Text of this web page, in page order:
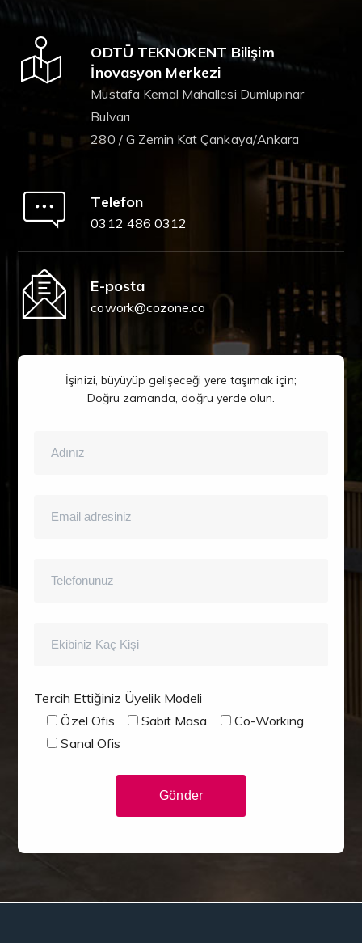
ODTÜ TEKNOKENT Bilişim
İnovasyon Merkezi
Mustafa Kemal Mahallesi Dumlupınar
Bulvarı
280 / G Zemin Kat Çankaya/Ankara
Telefon
0312 486 0312
E-posta
cowork@cozone.co
İşinizi, büyüyüp gelişeceği yere taşımak için;
Doğru zamanda, doğru yerde olun.
Tercih Ettiğiniz Üyelik Modeli
Özel Ofis
Sabit Masa
Co-Working
Sanal Ofis